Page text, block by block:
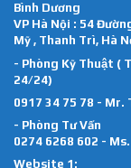
Bình Dương
VP Hà Nội : 54
Mỹ , Thanh Trì, Hà
- Phòng Kỹ Thuật (
24/24)
0917 34 75 78 - Mr.
- Phòng Tư Vấn
0274 6268 602 -
Website 1: